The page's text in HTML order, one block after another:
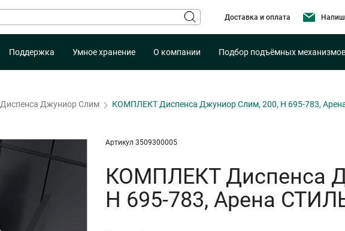
Доставка и оплата
Поддержка Умное хранение О компании Подбор подъёмных
Диспенса Джуниор Слим КОМПЛЕКТ Диспенса Джуниор Слим, 200, H 695-783,
Артикул 3509300005
КОМПЛЕКТ Диспенса
H 695-783, Арена